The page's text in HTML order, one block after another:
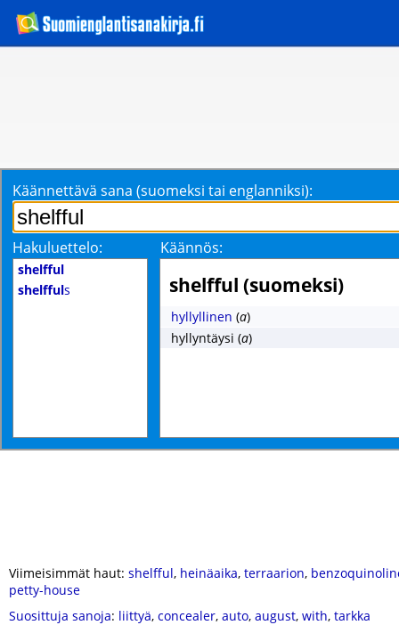
Käännettävä sana (suomeksi tai englanniksi):
Hakuluettelo: Käännös:
shelfful
shelffuls shelfful (suomeksi)
hyllyllinen (a)
hyllyntäysi (a)
Viimeisimmät haut: shelfful, heinäaika, terraarion,
petty-house
Suosittuja sanoja: liittyä, concealer, auto, august, with, tarkka